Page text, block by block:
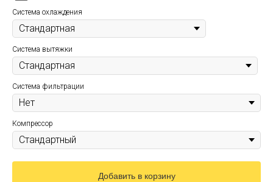
Система охлаждения
Система вытяжки
Система фильтрации
Компрессор
Добавить в корзину